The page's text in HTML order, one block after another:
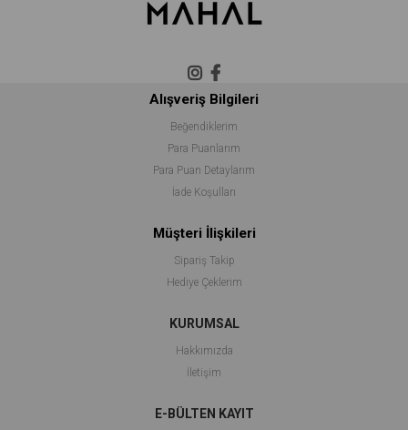
Alışveriş Bilgileri
Beğendiklerim
Para Puanlarım
Para Puan Detaylarım
İade Koşulları
Müşteri İlişkileri
Sipariş Takip
Hediye Çeklerim
KURUMSAL
Hakkımızda
İletişim
E-BÜLTEN KAYIT